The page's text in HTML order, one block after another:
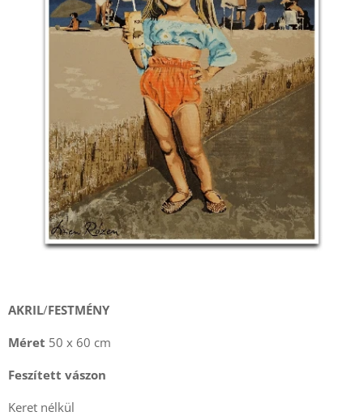
AKRIL/FESTMÉNY
Méret 50 x 60 cm
Feszített vászon
Keret nélkül